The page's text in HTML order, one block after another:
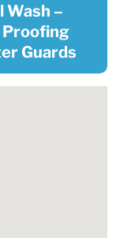
Wash –
Proofing
Guards